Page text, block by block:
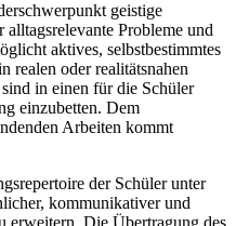
geistige
Probleme und
aktives, selbstbestimmtes
realen oder realitätsnahen
in einen für die Schüler
einzubetten. Dem
Arbeiten kommt
der Schüler unter
kommunikativer und